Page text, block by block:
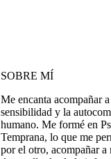
SOBRE MÍ
Me encanta acompañar
sensibilidad y la
humano. Me formé en
Temprana, lo que me
por el otro, acompañar a